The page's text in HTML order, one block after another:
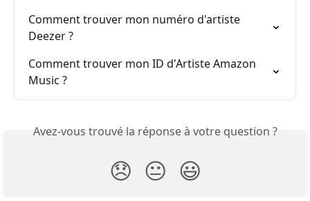
Comment trouver mon numéro d'artiste
Deezer ?
Comment trouver mon ID d'Artiste Amazon
Music ?
Avez-vous trouvé la réponse à votre question ?
😞 😐 😃